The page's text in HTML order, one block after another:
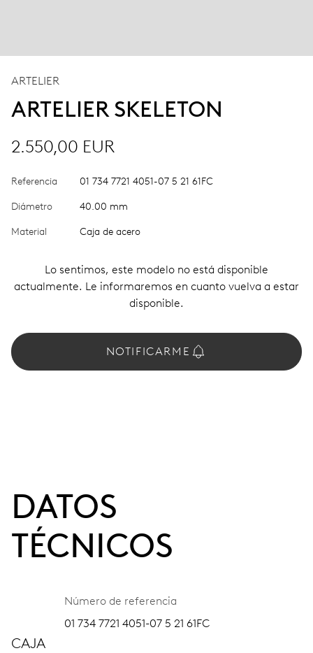
ARTELIER
ARTELIER SKELETON
2.550,00 EUR
Referencia 01 734 7721 4051-07 5 21 61FC
Diámetro 40.00 mm
Material Caja de acero
Lo sentimos, este modelo no está disponible
actualmente. Le informaremos en cuanto vuelva a estar
disponible.
NOTIFICARME
DATOS
TÉCNICOS
Número de referencia
01 734 7721 4051-07 5 21 61FC
CAJA